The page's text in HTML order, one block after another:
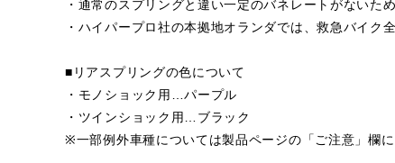
・通常のスプリングと違い一定のバネレートがないた
・ハイパープロ社の本拠地オランダでは、救急バイク
■リアスプリングの色について
・モノショック用…パープル
・ツインショック用…ブラック
※一部例外車種については製品ページの「ご注意」欄に